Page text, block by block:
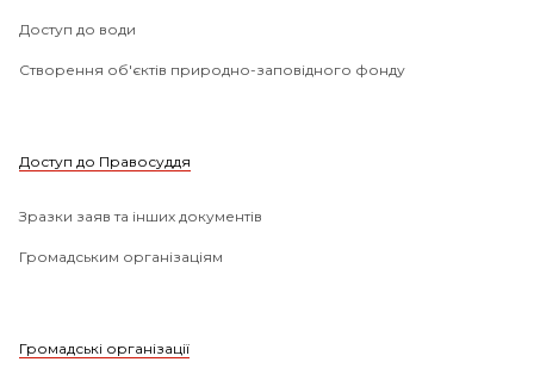
Доступ до води
Створення об'єктів природно-заповідного фонду
Доступ до Правосуддя
Зразки заяв та інших документів
Громадським організаціям
Громадські організації